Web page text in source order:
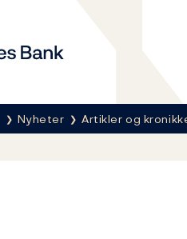
Nyheter Artikler og